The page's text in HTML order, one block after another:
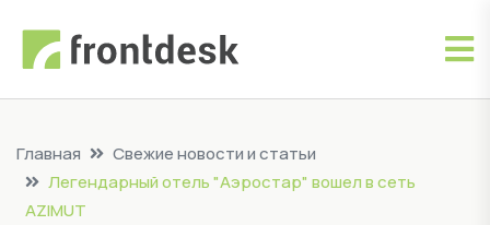
Главная
Свежие новости и статьи
Легендарный отель "Аэростар" вошел в сеть
AZIMUT